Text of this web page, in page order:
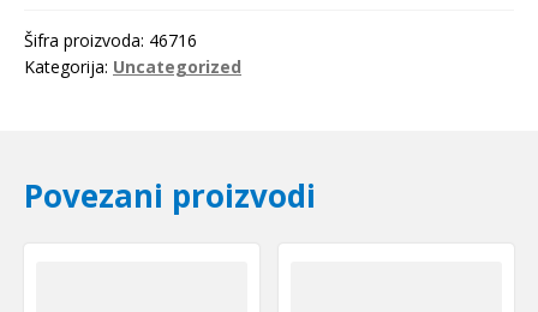
količina
Šifra proizvoda: 46716
Kategorija: Uncategorized
Povezani proizvodi